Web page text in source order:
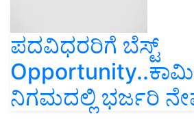
ಪದವಿಧರರಿಗೆ ಬೆಸ್ಟ್‌
ನಿಗಮದಲ್ಲಿ ಭರ್ಜರಿ